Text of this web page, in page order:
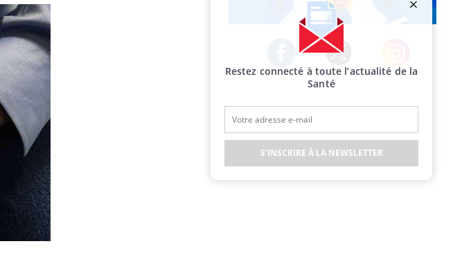
Facebook Twitter Instagram
Restez connecté à toute l’actualité de la
Santé
S'INSCRIRE À LA NEWSLETTER